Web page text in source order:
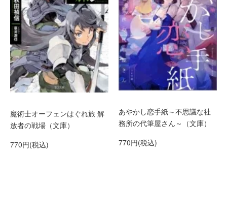
魔術士オーフェンはぐれ旅 解
放者の戦場（文庫）
770円(税込)
あやかし恋手紙～不思議な社
務所の代筆屋さん～（文庫）
770円(税込)